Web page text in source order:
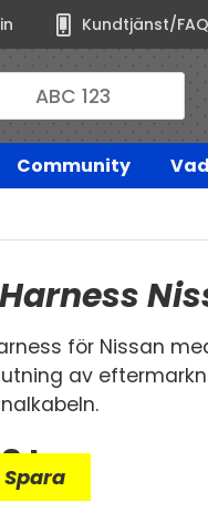
Kundtjänst/FAQ
Community
för Nissan
av
kr
Spara